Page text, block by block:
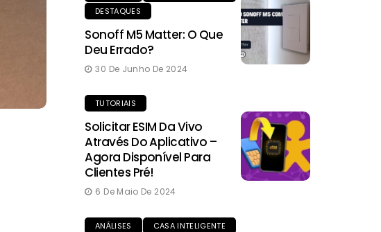
DESTAQUES
Sonoff M5 Matter: O Que
Deu Errado?
30 De Junho De 2024
TUTORIAIS
Solicitar ESIM Da Vivo
Através Do Aplicativo –
Agora Disponível Para
Clientes Pré!
6 De Maio De 2024
ANÁLISES CASA INTELIGENTE